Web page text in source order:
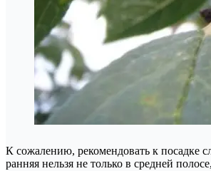
К сожалению, рекомендовать к посадке
ранняя нельзя не только в средней